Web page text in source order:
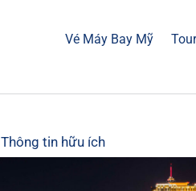
Vé Máy Bay Mỹ
Thông tin hữu ích